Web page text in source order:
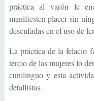
práctica al varón le
manifiesten placer sin
desenfadas en el uso de
La práctica de la felacio
tercio de las mujeres lo
cunilinguo y esta
detallistas.